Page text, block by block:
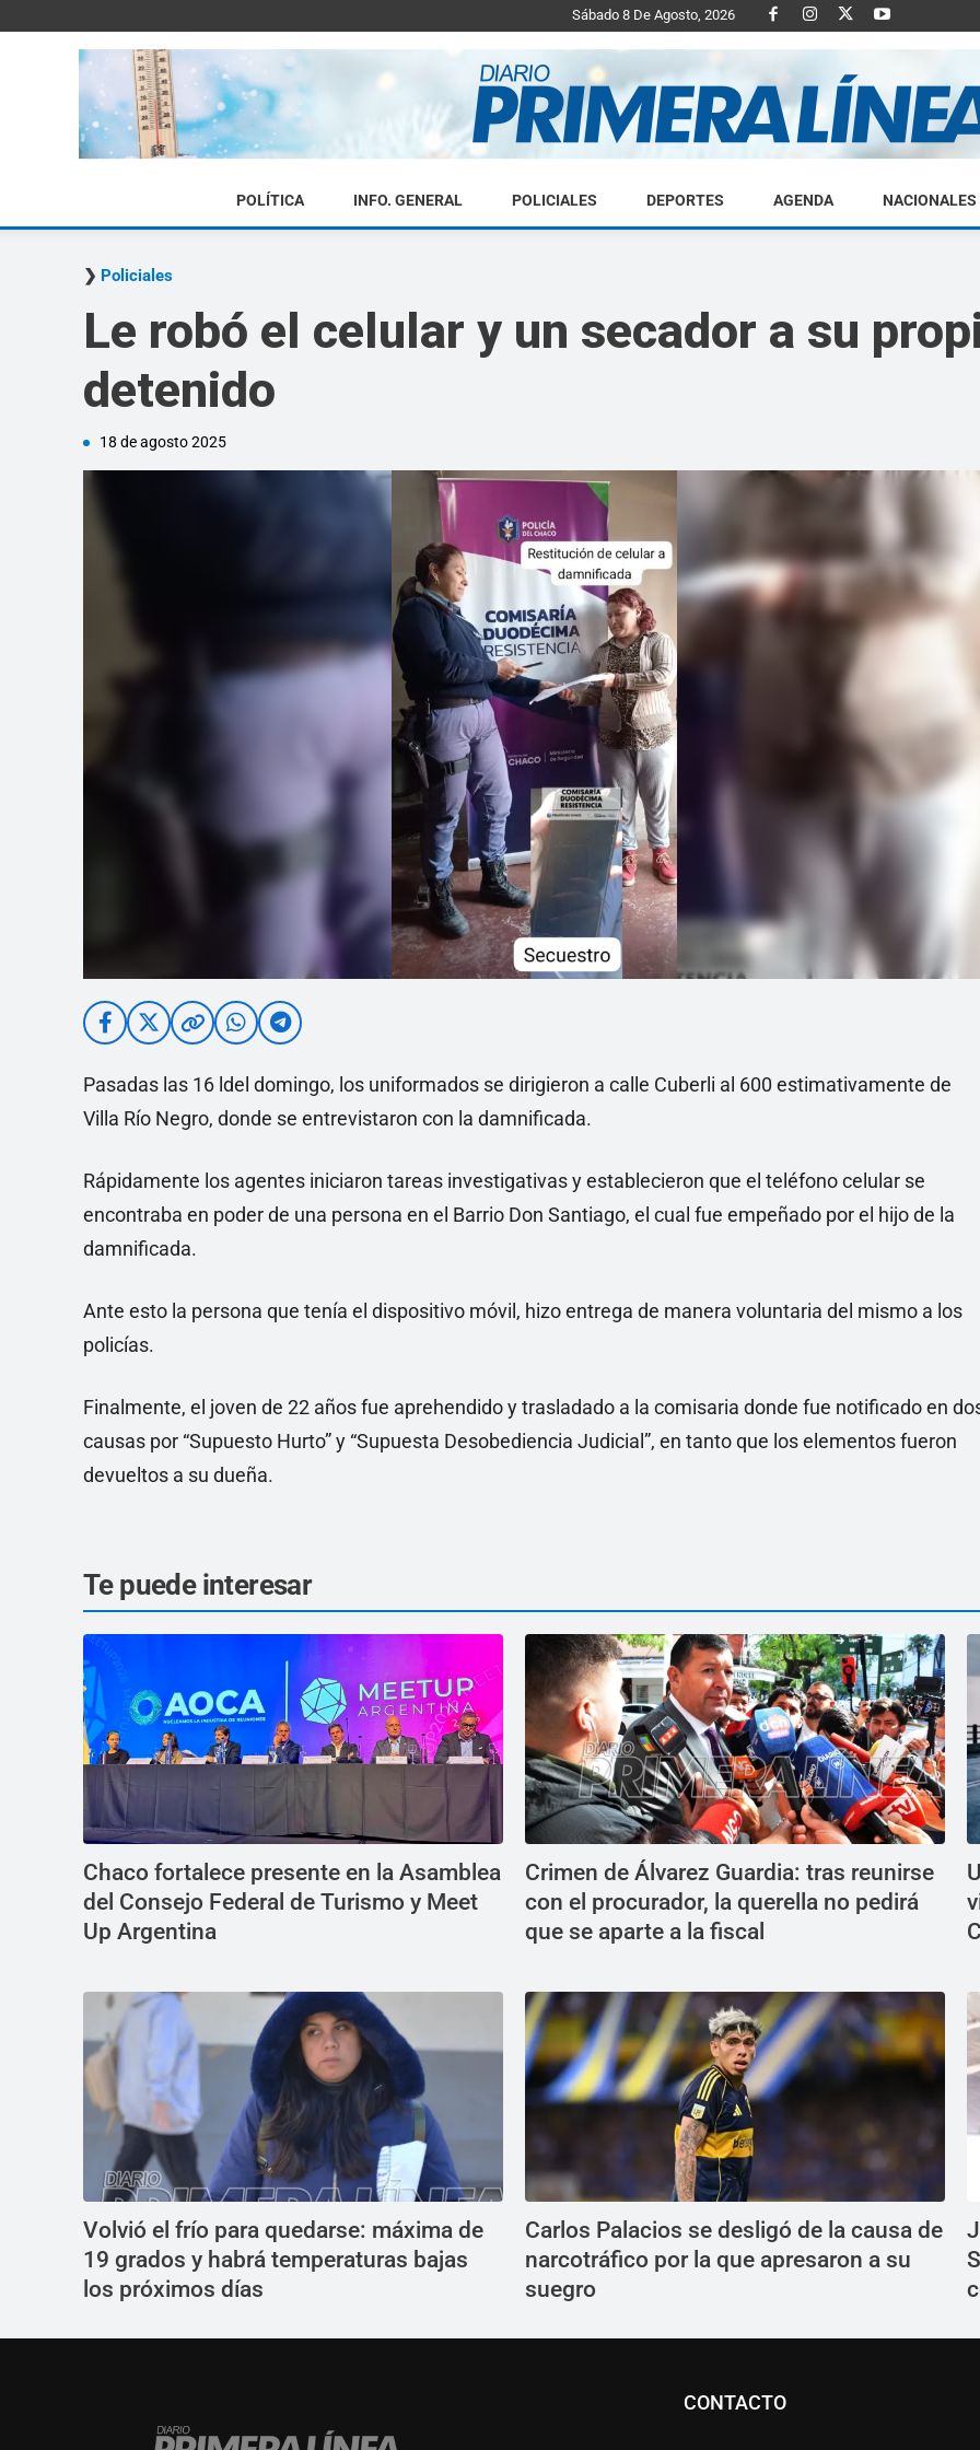
Sábado 8 De Agosto, 2026
Diario
POLÍTICA INFO. GENERAL POLICIALES DEPORTES AGENDA NACIONALES
Policiales
Le robó el celular y un secador a su
detenido
18 de agosto 2025
Pasadas las 16 ldel domingo, los uniformados se dirigieron a calle Cuberli al 600 estimativamente de
Villa Río Negro, donde se entrevistaron con la damnificada.
Rápidamente los agentes iniciaron tareas investigativas y establecieron que el teléfono celular se
encontraba en poder de una persona en el Barrio Don Santiago, el cual fue empeñado por el hijo de la
damnificada.
Ante esto la persona que tenía el dispositivo móvil, hizo entrega de manera voluntaria del mismo a los
policías.
Finalmente, el joven de 22 años fue aprehendido y trasladado a la comisaria donde fue notificado en
causas por “Supuesto Hurto” y “Supuesta Desobediencia Judicial”, en tanto que los elementos fueron
devueltos a su dueña.
Te puede interesar
Chaco fortalece presente en la Asamblea
del Consejo Federal de Turismo y Meet
Up Argentina
Crimen de Álvarez Guardia: tras reunirse
con el procurador, la querella no pedirá
que se aparte a la fiscal
Volvió el frío para quedarse: máxima de
19 grados y habrá temperaturas bajas
los próximos días
Carlos Palacios se desligó de la causa de
narcotráfico por la que apresaron a su
suegro
CONTACTO